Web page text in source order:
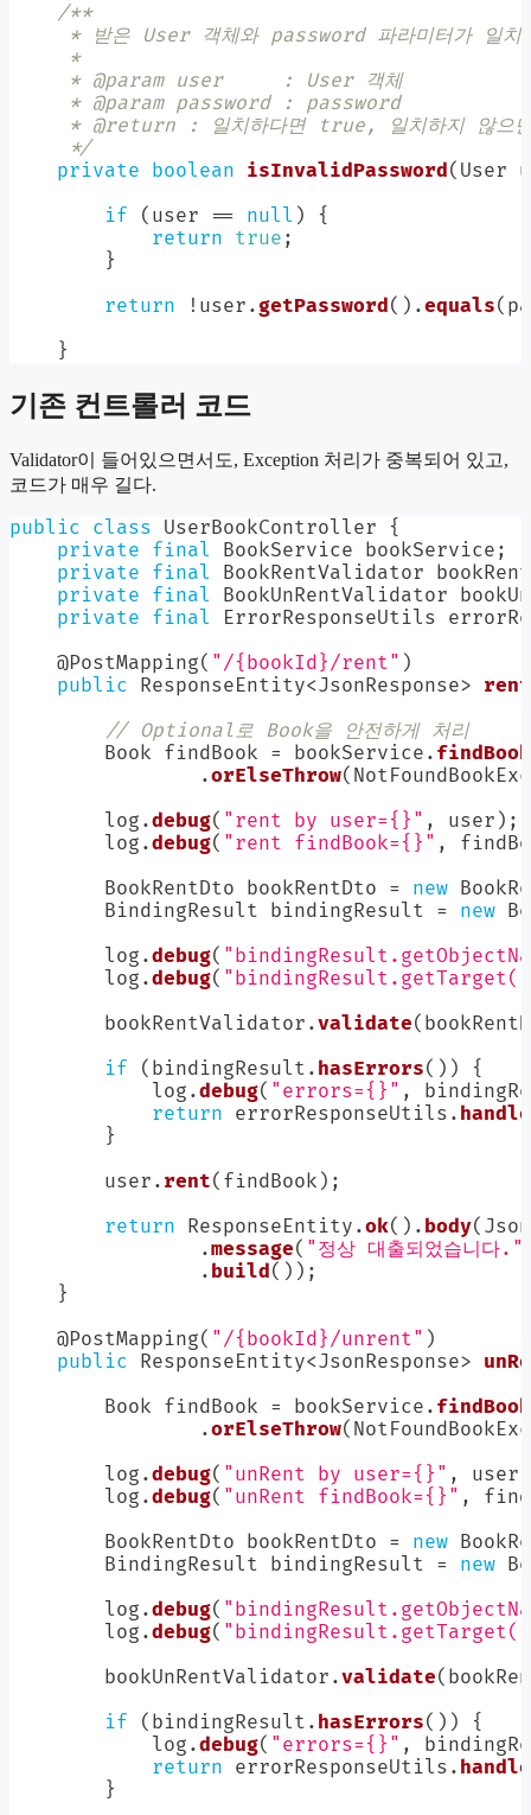
/**
* 받은 User 객체와 password 파라미터가 일치
     *
     * @param user     : User 객체
     * @param password : password
* @return : 일치하다면 true, 일치하지 않으
     */
private boolean isInvalidPassword( User
if
( user == null )
{
return true ;
}
return
! user . getPassword( ) .equals(
}
기존 컨트롤러 코드
Validator이 들어있으면서도, Exception 처리가 중복되어 있고,
코드가 매우 길다.
public class UserBookController
{
private final BookService bookService ;
private final BookRentValidator
private final BookUnRentValidator
private final ErrorResponseUtils
@PostMapping( "/{bookId}/rent" )
public ResponseEntity<JsonResponse> rent
// Optional로 Book을 안전하게 처리
Book findBook = bookService .
.orElseThrow(
        log
.debug( "rent by user={}" , user ) ;
        log
.debug( "rent findBook={}" ,
BookRentDto bookRentDto = new
BindingResult bindingResult = new
        log
.debug(
        log
.debug(
        bookRentValidator
.validate(
if
( bindingResult . hasErrors( ) )
{
            log
.debug( "errors={}" ,
return errorResponseUtils .
}
        user
. rent( findBook ) ;
return ResponseEntity .ok( ) . body(
.message( "정상 대출되었습니다."
. build( ) ) ;
}
@PostMapping( "/{bookId}/unrent" )
public ResponseEntity<JsonResponse>
Book findBook = bookService .
.orElseThrow(
        log
.debug( "unRent by user={}" , user
        log
.debug( "unRent findBook={}" ,
BookRentDto bookRentDto = new
BindingResult bindingResult = new
        log
.debug(
        log
.debug(
        bookUnRentValidator
.validate(
if
( bindingResult . hasErrors( ) )
{
            log
.debug( "errors={}" ,
return errorResponseUtils .
}